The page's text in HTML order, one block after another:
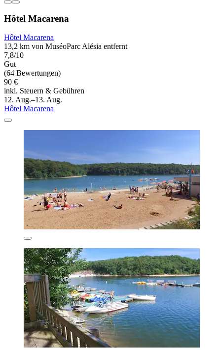
Hôtel Macarena
Hôtel Macarena
13,2 km von MuséoParc Alésia entfernt
7,8/10
Gut
(64 Bewertungen)
90 €
inkl. Steuern & Gebühren
12. Aug.–13. Aug.
Hôtel Macarena